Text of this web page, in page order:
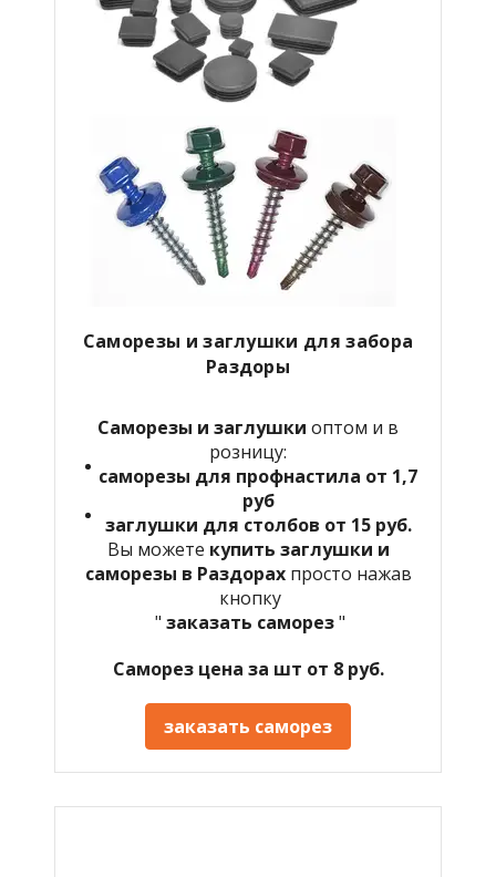
Саморезы и заглушки для забора
Раздоры
Саморезы и заглушки оптом и в
розницу:
саморезы для профнастила от 1,7
руб
заглушки для столбов от 15 руб.
Вы можете купить заглушки и
саморезы в Раздорах просто нажав
кнопку
" заказать саморез"
Саморез цена за шт от 8 руб.
заказать саморез